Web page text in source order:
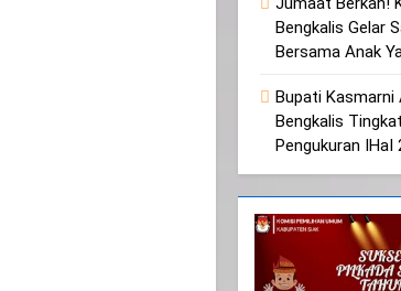
Jumaat Berkah!
Bengkalis Gelar
Bersama Anak
Bupati Kasmarni
Bengkalis
Pengukuran IHaI